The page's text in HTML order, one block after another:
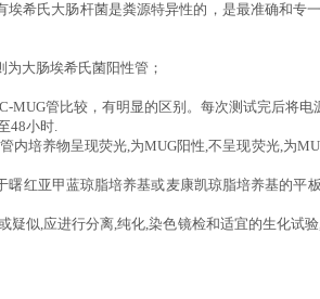
埃希氏大肠杆菌是粪源特异性的，是最准确和专
大肠埃希氏菌阳性管；
管比较，有明显的区别。每次测试完后将电
48小时.
培养物呈现荧光,为MUG阳性,不呈现荧光,为
红亚甲蓝琼脂培养基或麦康凯琼脂培养基的平
似,应进行分离,纯化,染色镜检和适宜的生化试